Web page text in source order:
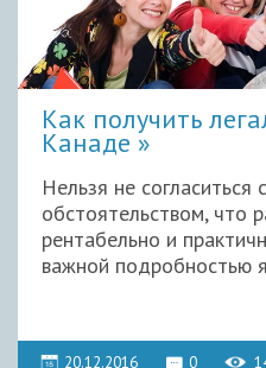
Как получить
Канаде
Нельзя не
обстоятельством, что
рентабельно и
важной подробностью
20.12.2016 0